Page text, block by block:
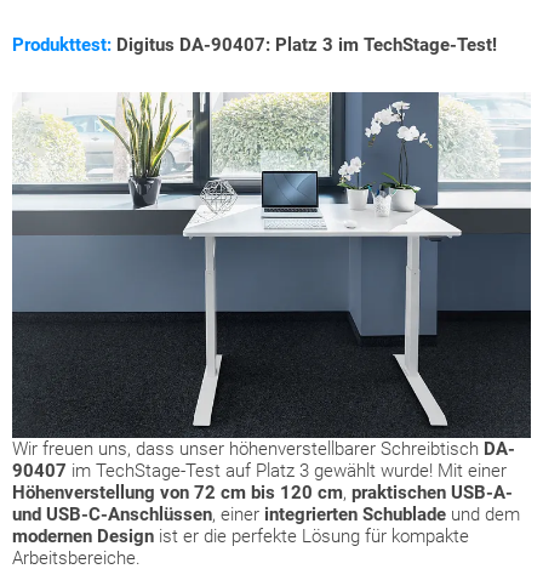
Produkttest: Digitus DA-90407: Platz 3 im TechStage-Test!
Wir freuen uns, dass unser höhenverstellbarer Schreibtisch DA-
90407 im TechStage-Test auf Platz 3 gewählt wurde! Mit einer
Höhenverstellung von 72 cm bis 120 cm, praktischen USB-A-
und USB-C-Anschlüssen, einer integrierten Schublade und dem
modernen Design ist er die perfekte Lösung für kompakte
Arbeitsbereiche.